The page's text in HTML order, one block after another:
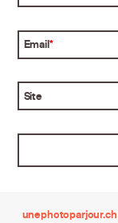
Email*
Site
unephotoparjour.ch